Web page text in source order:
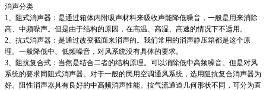
消声分类
1、阻式消声器：是通过箱体内附吸声材料来吸收声能降低噪音，一般是用来消除
高、中频噪声。但是由于结构的原因，在高温、高湿、高速的情况下不适用。
2、抗式消声器：是通过改变截面来消声的。我们常用的消声静压箱都是这个原
理。一般降低中、低频噪音，对风系统没有具体的要求。
3、阻抗复合式：当然是结合二者的结构原理。可以消除低中高频噪音。但是对风
系统的要求同阻式消声器。对于一般的民用空调通风系统，选用阻抗复合消声器为
好。阻性消声器具有良好的中高频消声性能。按气流通道几何形状不同，可分为直